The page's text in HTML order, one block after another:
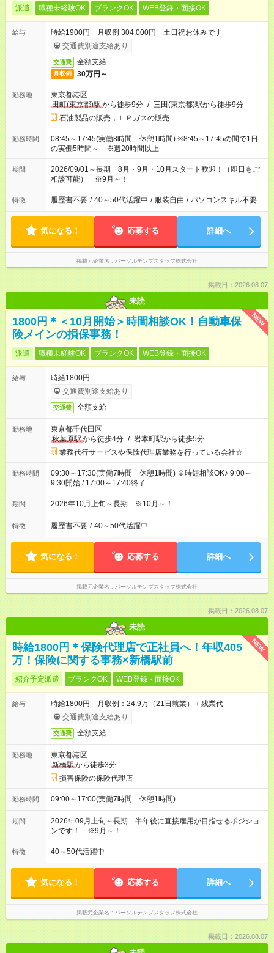
派遣 職種未経験OK ブランクOK WEB登録・面接OK
給与
時給1900円 月収例 304,000円 土日祝お休みです
交通費別途支給あり
交通費 全額支給
月収例 30万円～
勤務地
東京都港区
田町(東京都)駅から徒歩9分 / 三田(東京都)駅から徒歩9分
石油製品の販売，ＬＰガスの販売
勤務時間
08:45～17:45(実働8時間 休憩1時間) ※8:45～17:45の間で1日
の実働5時間～ ※週20時間以上
期間
2026/09/01～長期 8月・9月・10月スタート歓迎！（即日もご
相談可能） ※9月～！
特徴 履歴書不要 / 40～50代活躍中 / 服装自由 / パソコンスキル不要
気になる！ 応募する 詳細へ
掲載元企業名 パーソルテンプスタッフ株式会社
掲載日：2026.08.07
未読
NEW
1800円＊＜10月開始＞時間相談OK！自動車保
険メインの損保事務！
派遣 職種未経験OK ブランクOK WEB登録・面接OK
給与
時給1800円
交通費別途支給あり
交通費 全額支給
勤務地
東京都千代田区
秋葉原駅から徒歩4分 / 岩本町駅から徒歩5分
業務代行サービスや保険代理店業務を行っている会社☆
勤務時間
09:30～17:30(実働7時間 休憩1時間) ※時短相談OK♪ 9:00～
9:30開始 / 17:00～17:40終了
期間 2026年10月上旬～長期 ※10月～！
特徴 履歴書不要 / 40～50代活躍中
気になる！ 応募する 詳細へ
掲載元企業名 パーソルテンプスタッフ株式会社
掲載日：2026.08.07
未読
NEW
時給1800円＊保険代理店で正社員へ！年収405
万！保険に関する事務×新橋駅前
紹介予定派遣 ブランクOK WEB登録・面接OK
給与
時給1800円 月収例：24.9万（21日就業）＋残業代
交通費別途支給あり
交通費 全額支給
勤務地
東京都港区
新橋駅から徒歩3分
損害保険の保険代理店
勤務時間 09:00～17:00(実働7時間 休憩1時間)
期間
2026年09月上旬～長期 半年後に直接雇用が目指せるポジショ
ンです！ ※9月～！
特徴 40～50代活躍中
気になる！ 応募する 詳細へ
掲載元企業名 パーソルテンプスタッフ株式会社
掲載日：2026.08.07